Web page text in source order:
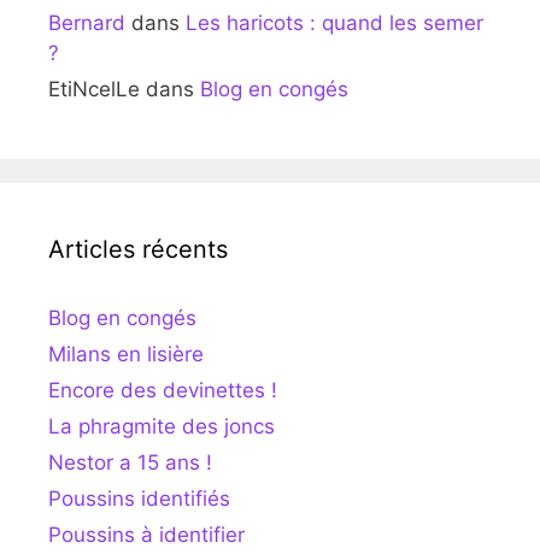
Bernard dans Les haricots : quand les semer
?
EtiNcelLe dans Blog en congés
Articles récents
Blog en congés
Milans en lisière
Encore des devinettes !
La phragmite des joncs
Nestor a 15 ans !
Poussins identifiés
Poussins à identifier